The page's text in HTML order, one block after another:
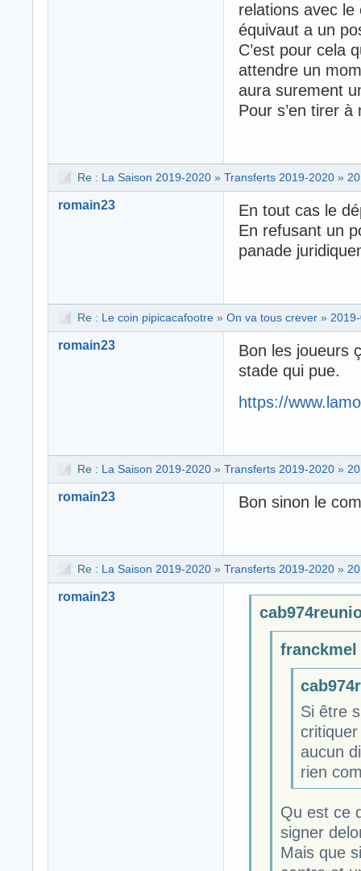
relations avec
équivaut a un
C’est pour cela
attendre un
aura surement
Pour s’en tirer à
Re : La Saison 2019-2020 » Transferts 2019-2020 »
romain23
En tout cas le
En refusant un
panade
Re : Le coin pipicacafootre » On va tous crever »
romain23
Bon les joueurs
stade qui pue.
https://
Re : La Saison 2019-2020 » Transferts 2019-2020 »
romain23 Bon sinon le
Re : La Saison 2019-2020 » Transferts 2019-2020 »
romain23
Si être
aucun
rien
Qu est ce
signer
Mais que